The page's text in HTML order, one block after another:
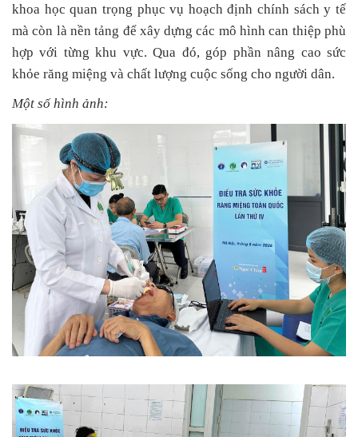
khoa học quan trọng phục vụ hoạch định chính sách y tế
mà còn là nền tảng để xây dựng các mô hình can thiệp phù
hợp với từng khu vực. Qua đó, góp phần nâng cao sức
khỏe răng miệng và chất lượng cuộc sống cho người dân.
Một số hình ảnh: